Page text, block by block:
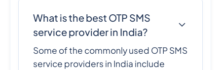
What is the best OTP SMS
service provider in India?
Some of the commonly used OTP SMS
service providers in India include